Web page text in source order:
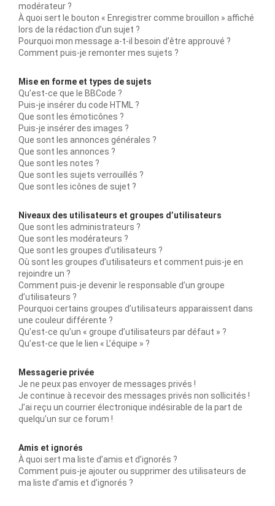
modérateur ?
À quoi sert le bouton « Enregistrer comme brouillon » affiché
lors de la rédaction d’un sujet ?
Pourquoi mon message a-t-il besoin d’être approuvé ?
Comment puis-je remonter mes sujets ?
Mise en forme et types de sujets
Qu’est-ce que le BBCode ?
Puis-je insérer du code HTML ?
Que sont les émoticônes ?
Puis-je insérer des images ?
Que sont les annonces générales ?
Que sont les annonces ?
Que sont les notes ?
Que sont les sujets verrouillés ?
Que sont les icônes de sujet ?
Niveaux des utilisateurs et groupes d’utilisateurs
Que sont les administrateurs ?
Que sont les modérateurs ?
Que sont les groupes d’utilisateurs ?
Où sont les groupes d’utilisateurs et comment puis-je en
rejoindre un ?
Comment puis-je devenir le responsable d’un groupe
d’utilisateurs ?
Pourquoi certains groupes d’utilisateurs apparaissent dans
une couleur différente ?
Qu’est-ce qu’un « groupe d’utilisateurs par défaut » ?
Qu’est-ce que le lien « L’équipe » ?
Messagerie privée
Je ne peux pas envoyer de messages privés !
Je continue à recevoir des messages privés non sollicités !
J’ai reçu un courrier électronique indésirable de la part de
quelqu’un sur ce forum !
Amis et ignorés
À quoi sert ma liste d’amis et d’ignorés ?
Comment puis-je ajouter ou supprimer des utilisateurs de
ma liste d’amis et d’ignorés ?